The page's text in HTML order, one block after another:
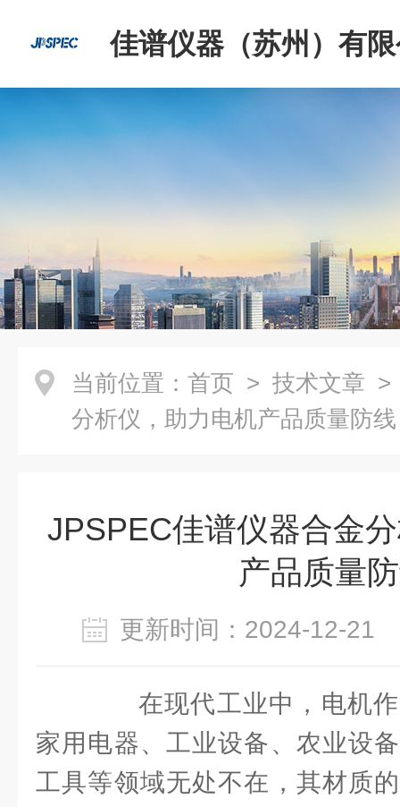
佳谱仪器（苏州）有
当前位置： 首页 > 技术文章 >
分析仪，助力电机产品质量防线
JPSPEC佳谱仪器合金
产品质量
更新时间：2024-12-
在现代工业中，电机作
家用电器、工业设备、农业设
工具等领域无处不在，其材质